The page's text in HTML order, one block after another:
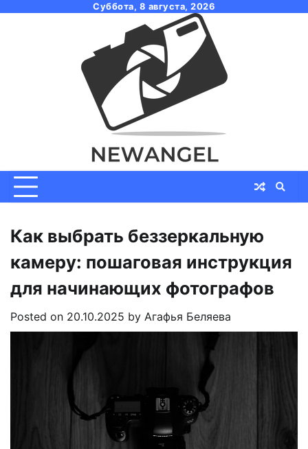
Суббота, 8 августа, 2026
Как выбрать беззеркальную
камеру: пошаговая инструкция
для начинающих фотографов
Posted on 20.10.2025 by Агафья Беляева